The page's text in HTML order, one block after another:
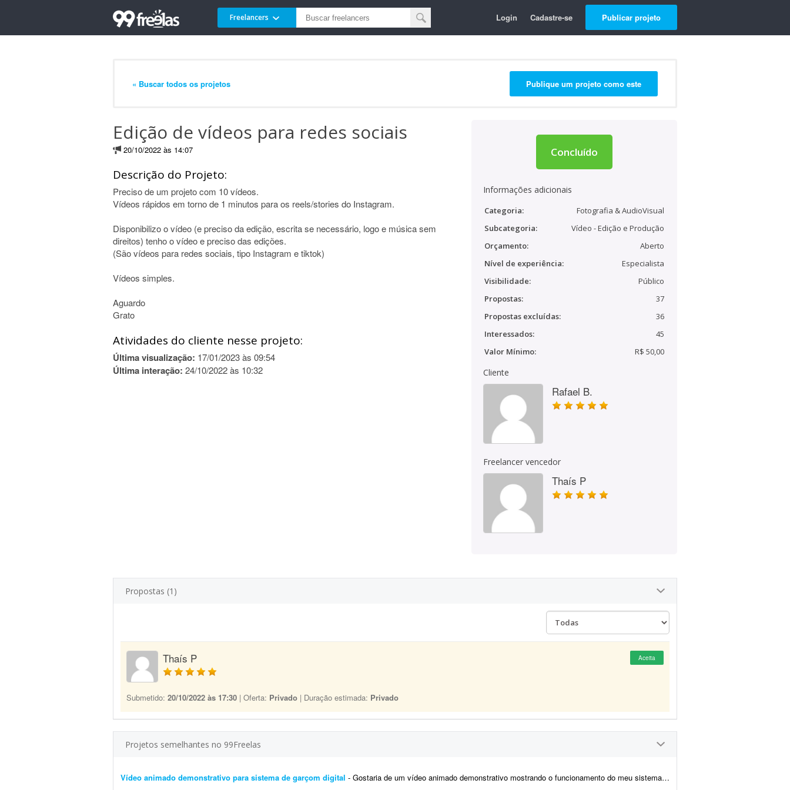
Freelancers Login Cadastre-se Publicar projeto
« Buscar todos os projetos Publique um projeto como este
Edição de vídeos para redes sociais
20/10/2022 às 14:07
Descrição do Projeto:
Preciso de um projeto com 10 vídeos.
Vídeos rápidos em torno de 1 minutos para os reels/stories do Instagram.
Disponibilizo o vídeo (e preciso da edição, escrita se necessário, logo e música sem
direitos) tenho o vídeo e preciso das edições.
(São vídeos para redes sociais, tipo Instagram e tiktok)
Vídeos simples.
Aguardo
Grato
Atividades do cliente nesse projeto:
Última visualização: 17/01/2023 às 09:54
Última interação: 24/10/2022 às 10:32
Concluído
Informações adicionais
Categoria:
Fotografia & AudioVisual
Subcategoria:
Vídeo - Edição e Produção
Orçamento:
Aberto
Nível de experiência:
Especialista
Visibilidade:
Público
Propostas:
37
Propostas excluídas:
36
Interessados:
45
Valor Mínimo:
R$ 50,00
Cliente
Rafael B.
Freelancer vencedor
Thaís P
Propostas (1)
Thaís P Aceita
Submetido: 20/10/2022 às 17:30 | Oferta: Privado | Duração estimada: Privado
Projetos semelhantes no 99Freelas
Vídeo animado demonstrativo para sistema de garçom digital - Gostaria de um vídeo animado demonstrativo mostrando o funcionamento do meu sistema. O sistema é o rangu.app É um sistema de garçom digital.